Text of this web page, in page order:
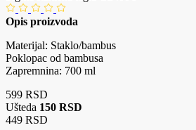
Opis proizvoda
Materijal: Staklo/bambus
Poklopac od bambusa
Zapremnina: 700 ml
599 RSD
Ušteda 150 RSD
449 RSD